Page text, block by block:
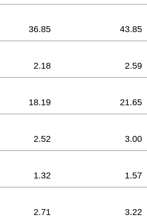
36.85 43.85
2.18 2.59
18.19 21.65
2.52 3.00
1.32 1.57
2.71 3.22